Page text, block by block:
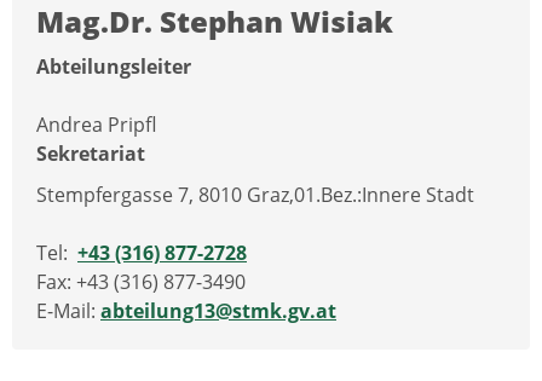
Mag.Dr. Stephan Wisiak
Abteilungsleiter
Andrea Pripfl
Sekretariat
Stempfergasse 7, 8010 Graz,01.Bez.:Innere Stadt
Tel: +43 (316) 877-2728
Fax: +43 (316) 877-3490
E-Mail: abteilung13@stmk.gv.at